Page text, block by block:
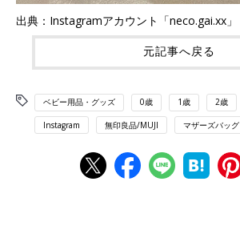
出典：Instagramアカウント「neco.gai.xx」
元記事へ戻る
ベビー用品・グッズ 0歳 1歳 2歳
Instagram 無印良品/MUJI マザーズバッグ